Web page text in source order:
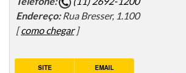
Endereço: Rua Bresser, 1.100
[como chegar]
SITE EMAIL